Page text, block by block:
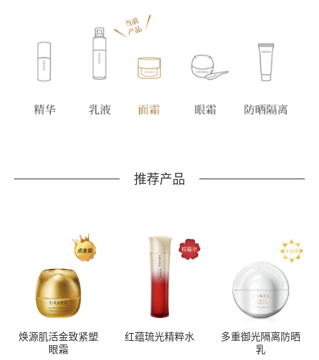
推荐产品
焕源肌活金致紧塑
眼霜
红蕴琉光精粹水
多重御光隔离防晒
乳